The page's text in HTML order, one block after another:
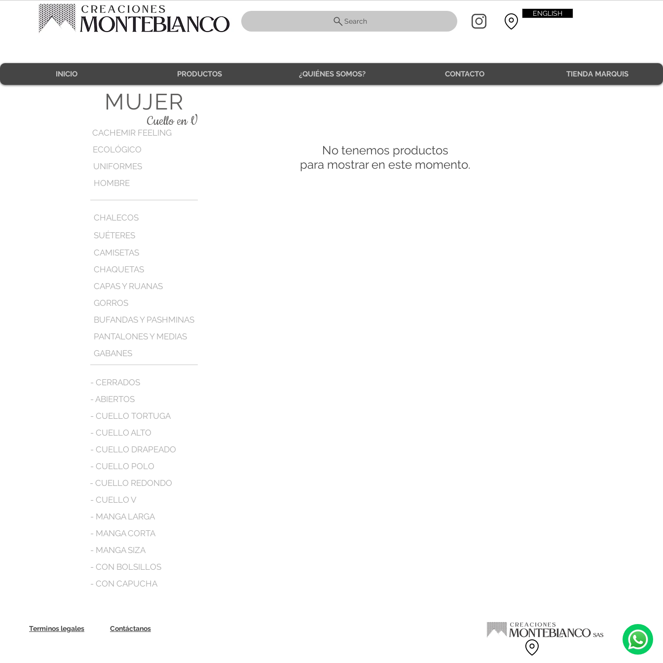
Search
INICIO PRODUCTOS ¿QUIÉNES SOMOS? CONTACTO TIENDA MARQUIS
ENGLISH
No tenemos productos
para mostrar en este momento.
MUJER
CACHEMIR FEELING
ECOLÓGICO
HOMBRE
UNIFORMES
Cuello en V
CHALECOS
SUÉTERES
CAMISETAS
CHAQUETAS
CAPAS Y RUANAS
GORROS
BUFANDAS Y PASHMINAS
PANTALONES Y MEDIAS
GABANES
- CERRADOS
- ABIERTOS
- CUELLO TORTUGA
- CUELLO ALTO
- CUELLO DRAPEADO
- CUELLO POLO
- CUELLO REDONDO
- CUELLO V
- MANGA LARGA
- MANGA CORTA
- MANGA SIZA
- CON BOLSILLOS
- CON CAPUCHA
Terminos legales Contáctanos